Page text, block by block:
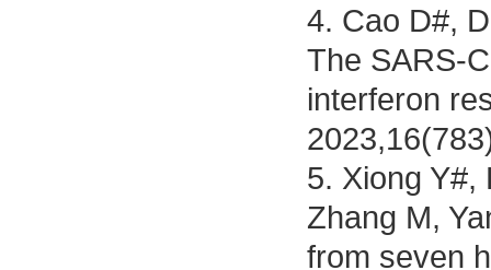
4. Cao D#,
The SARS-
interferon
5. Xiong Y#,
Zhang M,
from seven